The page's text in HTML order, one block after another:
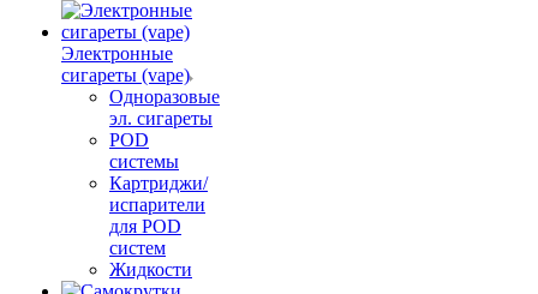
Электронные
сигареты (vape)
Одноразовые
эл. сигареты
POD
системы
Картриджи/
испарители
для POD
систем
Жидкости